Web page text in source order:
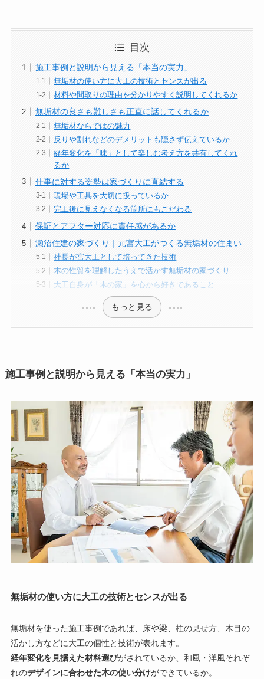
目次
施工事例と説明から見える「本当の実力」
無垢材の使い方に大工の技術とセンスが出る
材料や間取りの理由を分かりやすく説明してくれるか
無垢材の良さも難しさも正直に話してくれるか
無垢材ならではの魅力
反りや割れなどのデメリットも隠さず伝えているか
経年変化を「味」として楽しむ考え方を共有してくれ
るか
仕事に対する姿勢は家づくりに直結する
現場や工具を大切に扱っているか
完工後に見えなくなる箇所にもこだわる
保証とアフター対応に責任感があるか
瀬沼住建の家づくり｜元宮大工がつくる無垢材の住まい
社長が宮大工として培ってきた技術
木の性質を理解したうえで活かす無垢材の家づくり
大工自身が「木の家」を心から好きであること
もっと見る
施工事例と説明から見える「本当の実力」
無垢材の使い方に大工の技術とセンスが出る
無垢材を使った施工事例であれば、床や梁、柱の見せ方、木目の
活かし方などに大工の個性と技術が表れます。
経年変化を見据えた材料選びがされているか、和風・洋風それぞ
れのデザインに合わせた木の使い分けができているか。